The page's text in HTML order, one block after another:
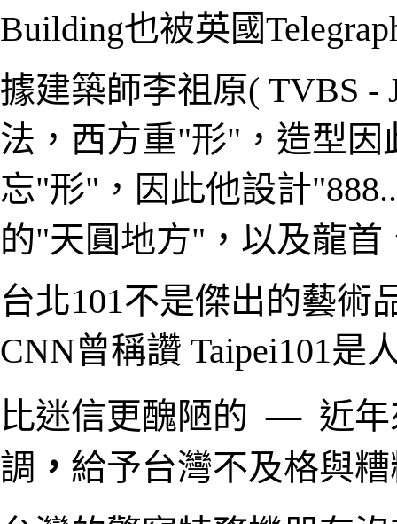
Building也被英國
據建築師李祖原( TVBS -
法 ，西方重"形"，造型
忘"形"，因此他設計
的"天圓地方"，以及龍首
台北101不是傑出的藝術
CNN曾稱讚 Taipei101是
比迷信更醜陋的 ― 近年
調 ， 給予台灣不及格與